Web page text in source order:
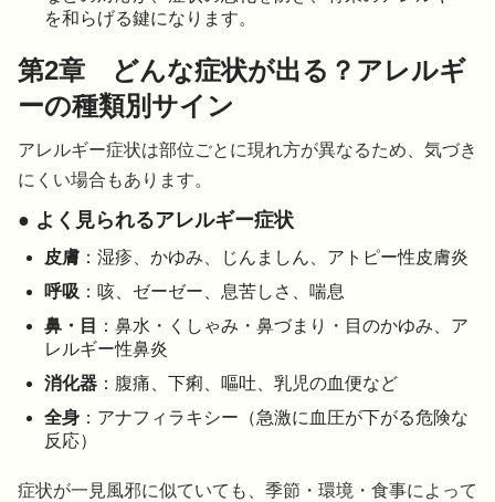
を和らげる鍵になります。
第2章 どんな症状が出る？アレルギ
ーの種類別サイン
アレルギー症状は部位ごとに現れ方が異なるため、気づき
にくい場合もあります。
● よく見られるアレルギー症状
皮膚 ：湿疹、かゆみ、じんましん、アトピー性皮膚炎
呼吸 ：咳、ゼーゼー、息苦しさ、喘息
鼻・目
：鼻水・くしゃみ・鼻づまり・目のかゆみ、ア
レルギー性鼻炎
消化器 ：腹痛、下痢、嘔吐、乳児の血便など
全身 ：アナフィラキシー（急激に血圧が下がる危険な
反応）
症状が一見風邪に似ていても、季節・環境・食事によって